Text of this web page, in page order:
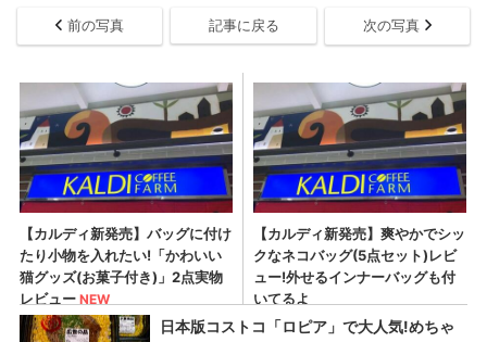
前の写真 記事に戻る 次の写真